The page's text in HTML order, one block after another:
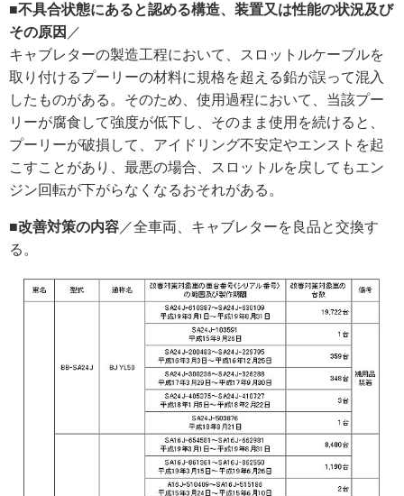
■不具合状態にあると認める構造、装置又は性能の状況及び
その原因 ／
キャブレターの製造工程において、スロットルケーブルを
取り付けるプーリーの材料に規格を超える鉛が誤って混入
したものがある。そのため、使用過程において、当該プー
リーが腐食して強度が低下し、そのまま使用を続けると、
プーリーが破損して、アイドリング不安定やエンストを起
こすことがあり、最悪の場合、スロットルを戻してもエン
ジン回転が下がらなくなるおそれがある。
■改善対策の内容 ／全車両、キャブレターを良品と交換す
る。